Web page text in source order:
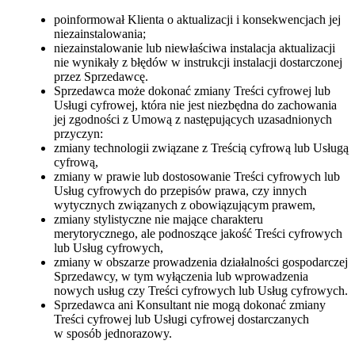
poinformował Klienta o aktualizacji i konsekwencjach jej
niezainstalowania;
niezainstalowanie lub niewłaściwa instalacja aktualizacji
nie wynikały z błędów w instrukcji instalacji dostarczonej
przez Sprzedawcę.
Sprzedawca może dokonać zmiany Treści cyfrowej lub
Usługi cyfrowej, która nie jest niezbędna do zachowania
jej zgodności z Umową z następujących uzasadnionych
przyczyn:
zmiany technologii związane z Treścią cyfrową lub Usługą
cyfrową,
zmiany w prawie lub dostosowanie Treści cyfrowych lub
Usług cyfrowych do przepisów prawa, czy innych
wytycznych związanych z obowiązującym prawem,
zmiany stylistyczne nie mające charakteru
merytorycznego, ale podnoszące jakość Treści cyfrowych
lub Usług cyfrowych,
zmiany w obszarze prowadzenia działalności gospodarczej
Sprzedawcy, w tym wyłączenia lub wprowadzenia
nowych usług czy Treści cyfrowych lub Usług cyfrowych.
Sprzedawca ani Konsultant nie mogą dokonać zmiany
Treści cyfrowej lub Usługi cyfrowej dostarczanych
w sposób jednorazowy.